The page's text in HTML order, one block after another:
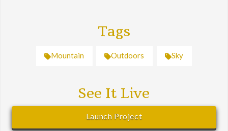
Tags
Mountain Outdoors Sky
See It Live
Launch Project